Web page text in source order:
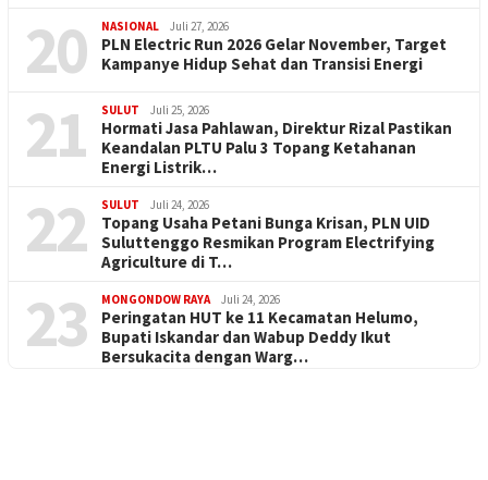
20 NASIONAL Juli 27, 2026
PLN Electric Run 2026 Gelar November, Target
Kampanye Hidup Sehat dan Transisi Energi
21 SULUT Juli 25, 2026
Hormati Jasa Pahlawan, Direktur Rizal Pastikan
Keandalan PLTU Palu 3 Topang Ketahanan
Energi Listrik…
22 SULUT Juli 24, 2026
Topang Usaha Petani Bunga Krisan, PLN UID
Suluttenggo Resmikan Program Electrifying
Agriculture di T…
23 MONGONDOW RAYA Juli 24, 2026
Peringatan HUT ke 11 Kecamatan Helumo,
Bupati Iskandar dan Wabup Deddy Ikut
Bersukacita dengan Warg…